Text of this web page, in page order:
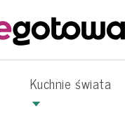
Kuchnie świata